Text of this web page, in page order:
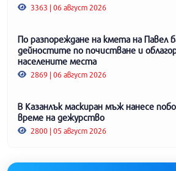
3363 | 06 август 2026
По разпореждане на кмета на Павел
дейностите по почистване и
населените места
2869 | 06 август 2026
В Казанлък маскиран мъж нанесе
време на дежурство
2800 | 05 август 2026